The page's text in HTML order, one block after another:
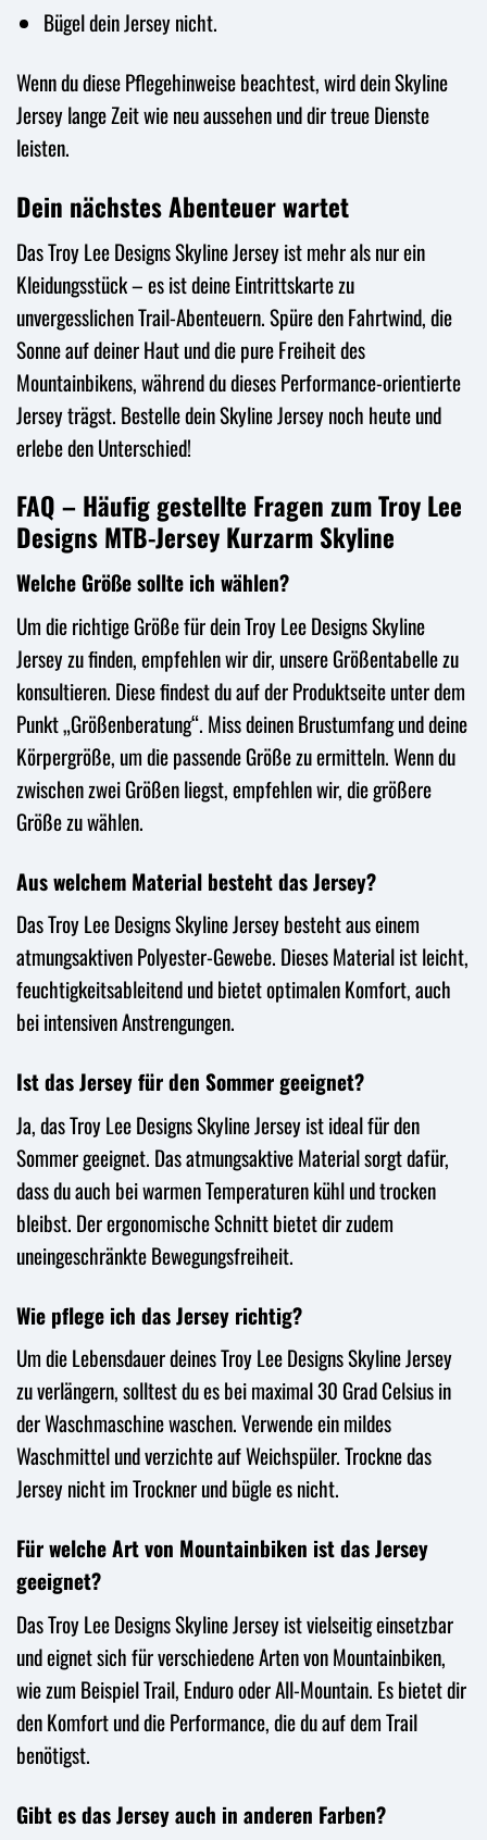
Bügel dein Jersey nicht.
Wenn du diese Pflegehinweise beachtest, wird dein Skyline
Jersey lange Zeit wie neu aussehen und dir treue Dienste
leisten.
Dein nächstes Abenteuer wartet
Das Troy Lee Designs Skyline Jersey ist mehr als nur ein
Kleidungsstück – es ist deine Eintrittskarte zu
unvergesslichen Trail-Abenteuern. Spüre den Fahrtwind, die
Sonne auf deiner Haut und die pure Freiheit des
Mountainbikens, während du dieses Performance-orientierte
Jersey trägst. Bestelle dein Skyline Jersey noch heute und
erlebe den Unterschied!
FAQ – Häufig gestellte Fragen zum Troy Lee
Designs MTB-Jersey Kurzarm Skyline
Welche Größe sollte ich wählen?
Um die richtige Größe für dein Troy Lee Designs Skyline
Jersey zu finden, empfehlen wir dir, unsere Größentabelle zu
konsultieren. Diese findest du auf der Produktseite unter dem
Punkt „Größenberatung“. Miss deinen Brustumfang und deine
Körpergröße, um die passende Größe zu ermitteln. Wenn du
zwischen zwei Größen liegst, empfehlen wir, die größere
Größe zu wählen.
Aus welchem Material besteht das Jersey?
Das Troy Lee Designs Skyline Jersey besteht aus einem
atmungsaktiven Polyester-Gewebe. Dieses Material ist leicht,
feuchtigkeitsableitend und bietet optimalen Komfort, auch
bei intensiven Anstrengungen.
Ist das Jersey für den Sommer geeignet?
Ja, das Troy Lee Designs Skyline Jersey ist ideal für den
Sommer geeignet. Das atmungsaktive Material sorgt dafür,
dass du auch bei warmen Temperaturen kühl und trocken
bleibst. Der ergonomische Schnitt bietet dir zudem
uneingeschränkte Bewegungsfreiheit.
Wie pflege ich das Jersey richtig?
Um die Lebensdauer deines Troy Lee Designs Skyline Jersey
zu verlängern, solltest du es bei maximal 30 Grad Celsius in
der Waschmaschine waschen. Verwende ein mildes
Waschmittel und verzichte auf Weichspüler. Trockne das
Jersey nicht im Trockner und bügle es nicht.
Für welche Art von Mountainbiken ist das Jersey
geeignet?
Das Troy Lee Designs Skyline Jersey ist vielseitig einsetzbar
und eignet sich für verschiedene Arten von Mountainbiken,
wie zum Beispiel Trail, Enduro oder All-Mountain. Es bietet dir
den Komfort und die Performance, die du auf dem Trail
benötigst.
Gibt es das Jersey auch in anderen Farben?